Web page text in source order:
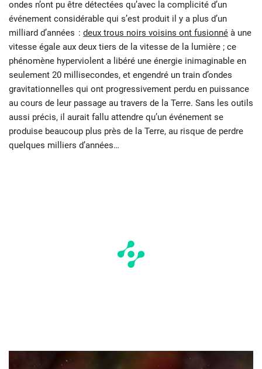
ondes n’ont pu être détectées qu’avec la complicité d’un
événement considérable qui s’est produit il y a plus d’un
milliard d’années : deux trous noirs voisins ont fusionné à une
vitesse égale aux deux tiers de la vitesse de la lumière ; ce
phénomène hyperviolent a libéré une énergie inimaginable en
seulement 20 millisecondes, et engendré un train d’ondes
gravitationnelles qui ont progressivement perdu en puissance
au cours de leur passage au travers de la Terre. Sans les outils
aussi précis, il aurait fallu attendre qu’un événement se
produise beaucoup plus près de la Terre, au risque de perdre
quelques milliers d’années…